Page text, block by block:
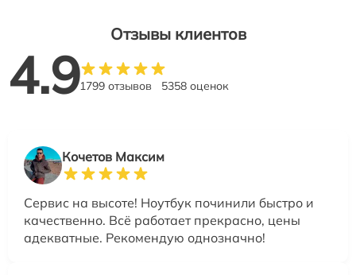
Отзывы клиентов
4.91799 отзывов 5358 оценок
Кочетов Максим
Сервис на высоте! Ноутбук починили быстро и
качественно. Всё работает прекрасно, цены
адекватные. Рекомендую однозначно!